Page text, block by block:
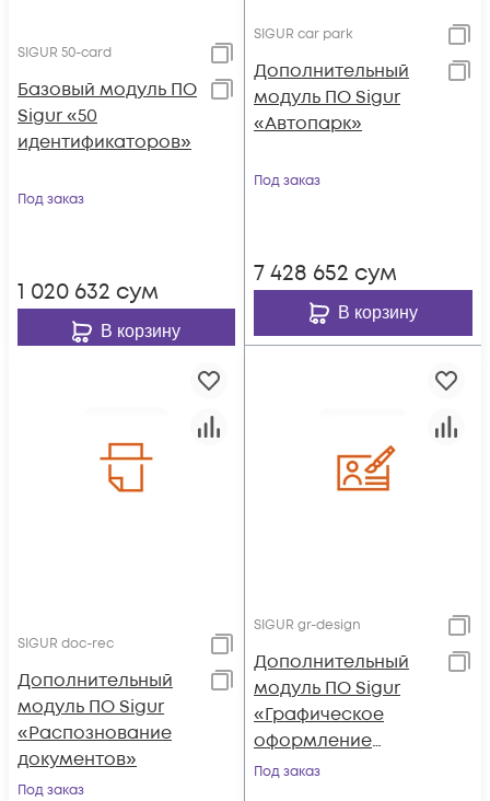
SIGUR 50-card
Базовый модуль ПО
Sigur «50
идентификаторов»
Под заказ
1 020 632 сум
В корзину
SIGUR car park
Дополнительный
модуль ПО Sigur
«Автопарк»
Под заказ
7 428 652 сум
В корзину
SIGUR doc-rec
Дополнительный
модуль ПО Sigur
«Распознование
документов»
Под заказ
SIGUR gr-design
Дополнительный
модуль ПО Sigur
«Графическое
оформление
пропусков»
Под заказ